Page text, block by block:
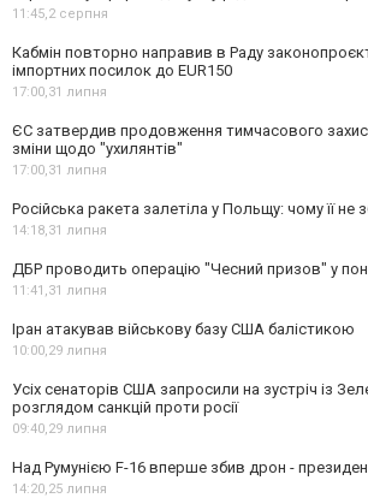
11:45,2 серпня
Кабмін повторно направив в Раду
імпортних посилок до EUR150
17:00,31 липня
ЄС затвердив продовження тимчасового
зміни щодо "ухилянтів"
17:00,31 липня
Російська ракета залетіла у Польщу: чому її не
14:18,31 липня
ДБР проводить операцію "Чесний призов" у
11:41,31 липня
Іран атакував військову базу США балістикою
10:00,29 липня
Усіх сенаторів США запросили на зустріч із
розглядом санкцій проти росії
09:40,29 липня
Над Румунією F-16 вперше збив дрон -
14:20,25 липня